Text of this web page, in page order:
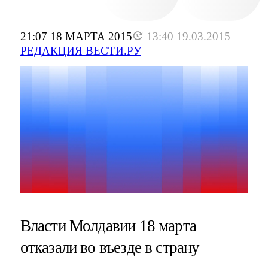
21:07 18 МАРТА 2015
13:40 19.03.2015
РЕДАКЦИЯ ВЕСТИ.РУ
Власти Молдавии 18 марта
отказали во въезде в страну